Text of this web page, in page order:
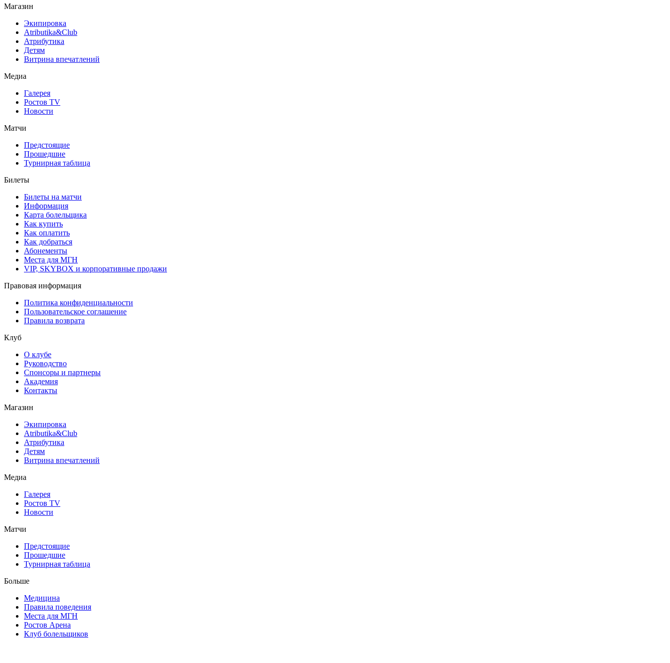
Магазин
Экипировка
Atributika&Club
Атрибутика
Детям
Витрина впечатлений
Медиа
Галерея
Ростов TV
Новости
Матчи
Предстоящие
Прошедшие
Турнирная таблица
Билеты
Билеты на матчи
Информация
Карта болельщика
Как купить
Как оплатить
Как добраться
Абонементы
Места для МГН
VIP, SKYBOX и корпоративные продажи
Правовая информация
Политика конфиденциальности
Пользовательское соглашение
Правила возврата
Клуб
О клубе
Руководство
Спонсоры и партнеры
Академия
Контакты
Магазин
Экипировка
Atributika&Club
Атрибутика
Детям
Витрина впечатлений
Медиа
Галерея
Ростов TV
Новости
Матчи
Предстоящие
Прошедшие
Турнирная таблица
Больше
Медицина
Правила поведения
Места для МГН
Ростов Арена
Клуб болельщиков